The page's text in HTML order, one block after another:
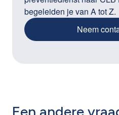
begeleiden je van A tot Z.
Neem
Een andere